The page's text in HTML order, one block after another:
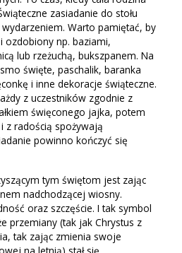
zasiadanie do stołu
Warto pamiętać, by
ozdobiony np. baziami,
lub rzeżuchą, bukszpanem. Na
święte, paschalik, baranka
i inne dekoracje świąteczne.
z uczestników zgodnie z
święconego jajka, potem
z radością spożywają
powinno kończyć się
tym świętom jest zając
nadchodzącej wiosny.
oraz szczęście. I tak symbol
przemiany (tak jak Chrystus z
tak zając zmienia swoje